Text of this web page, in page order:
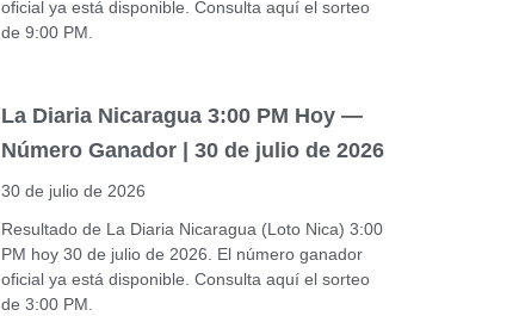
oficial ya está disponible. Consulta aquí el sorteo
de 9:00 PM.
La Diaria Nicaragua 3:00 PM Hoy —
Número Ganador | 30 de julio de 2026
30 de julio de 2026
Resultado de La Diaria Nicaragua (Loto Nica) 3:00
PM hoy 30 de julio de 2026. El número ganador
oficial ya está disponible. Consulta aquí el sorteo
de 3:00 PM.